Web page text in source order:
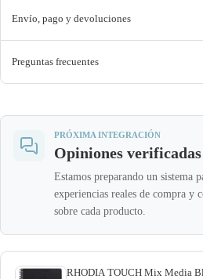
Envío, pago y devoluciones
Preguntas frecuentes
PRÓXIMA INTEGRACIÓN
Opiniones
Estamos preparando un sistema
experiencias reales de compra y
sobre cada producto.
RHODIA TOUCH Mix Media